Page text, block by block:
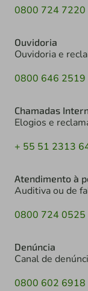
0800 724 7220
Ouvidoria
Ouvidoria e
0800 646 2519
Chamadas
Elogios e
+ 55 51 2313
Atendimento à
Auditiva ou de
0800 724 0525
Denúncia
Canal de
0800 602 6918